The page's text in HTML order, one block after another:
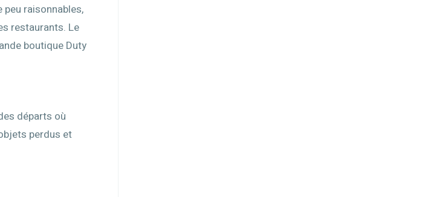
raisonnables,
restaurants. Le
boutique Duty
départs où
perdus et